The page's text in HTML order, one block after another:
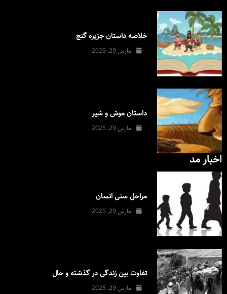
خلاصه داستان جزیره گنج
مارس 29, 2025
داستان موش و شیر
مارس 29, 2025
اخبار مد
مراحل سنی انسان
مارس 29, 2025
تفاوت بین زندگی در گذشته و حال
مارس 29, 2025